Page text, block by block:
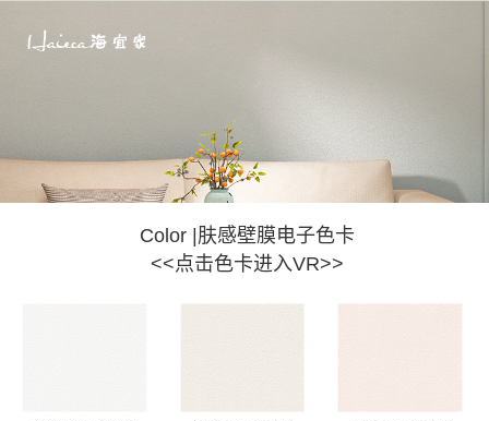
Color |肤感壁膜电子色卡
<<点击色卡进入VR>>